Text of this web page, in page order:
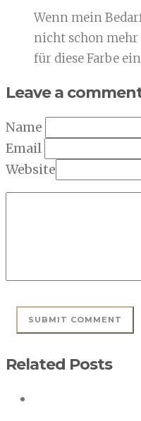
Wenn mein
nicht schon mehr
für diese Farbe
Leave a
Name
Email
Website
Related Posts